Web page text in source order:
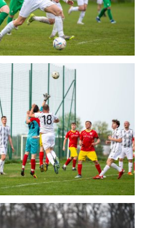
Mecz
STS Sokół Smolec – LKS
B-klasa (1:0)
Mecz